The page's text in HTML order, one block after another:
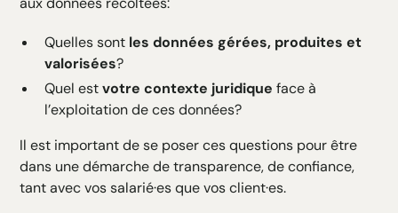
Quelles sont les données gérées, produites et
valorisées?
Quel estvotre contexte juridique face à
l’exploitation de ces données?
Il est important de se poser ces questions pour être
dans une démarche de transparence, de confiance,
tant avec vos salarié·es que vos client·es.